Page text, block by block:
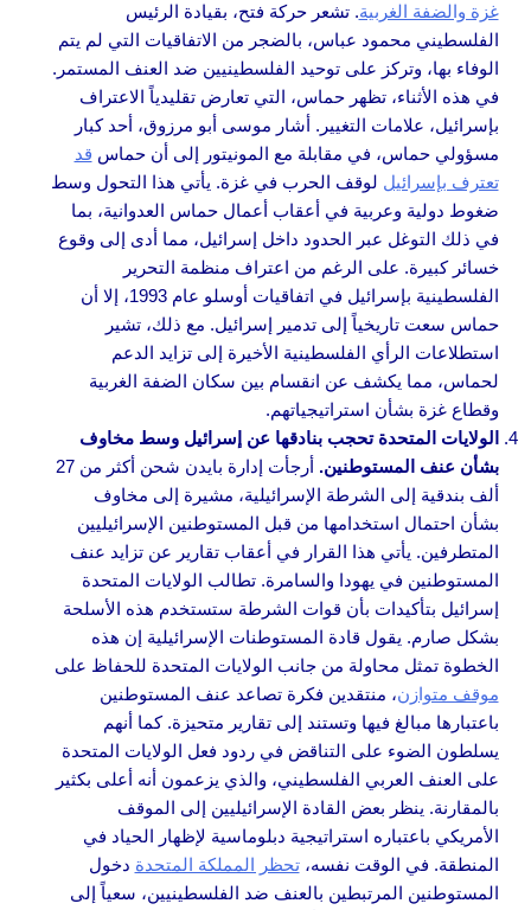
غزة والضفة الغربية. تشعر حركة فتح، بقيادة الرئيس
الفلسطيني محمود عباس، بالضجر من الاتفاقيات التي لم يتم
الوفاء بها، وتركز على توحيد الفلسطينيين ضد العنف المستمر.
في هذه الأثناء، تظهر حماس، التي تعارض تقليدياً الاعتراف
بإسرائيل، علامات التغيير. أشار موسى أبو مرزوق، أحد كبار
مسؤولي حماس، في مقابلة مع المونيتور إلى أن حماس قد
تعترف بإسرائيل لوقف الحرب في غزة. يأتي هذا التحول وسط
ضغوط دولية وعربية في أعقاب أعمال حماس العدوانية، بما
في ذلك التوغل عبر الحدود داخل إسرائيل، مما أدى إلى وقوع
خسائر كبيرة. على الرغم من اعتراف منظمة التحرير
الفلسطينية بإسرائيل في اتفاقيات أوسلو عام 1993، إلا أن
حماس سعت تاريخياً إلى تدمير إسرائيل. مع ذلك، تشير
استطلاعات الرأي الفلسطينية الأخيرة إلى تزايد الدعم
لحماس، مما يكشف عن انقسام بين سكان الضفة الغربية
وقطاع غزة بشأن استراتيجياتهم.
الولايات المتحدة تحجب بنادقها عن إسرائيل وسط مخاوف
بشأن عنف المستوطنين.
أرجأت إدارة بايدن شحن أكثر من 27
ألف بندقية إلى الشرطة الإسرائيلية، مشيرة إلى مخاوف
بشأن احتمال استخدامها من قبل المستوطنين الإسرائيليين
المتطرفين. يأتي هذا القرار في أعقاب تقارير عن تزايد عنف
المستوطنين في يهودا والسامرة. تطالب الولايات المتحدة
إسرائيل بتأكيدات بأن قوات الشرطة ستستخدم هذه الأسلحة
بشكل صارم. يقول قادة المستوطنات الإسرائيلية إن هذه
الخطوة تمثل محاولة من جانب الولايات المتحدة للحفاظ على
موقف متوازن، منتقدين فكرة تصاعد عنف المستوطنين
باعتبارها مبالغ فيها وتستند إلى تقارير متحيزة. كما أنهم
يسلطون الضوء على التناقض في ردود فعل الولايات المتحدة
على العنف العربي الفلسطيني، والذي يزعمون أنه أعلى بكثير
بالمقارنة. ينظر بعض القادة الإسرائيليين إلى الموقف
الأمريكي باعتباره استراتيجية دبلوماسية لإظهار الحياد في
المنطقة. في الوقت نفسه،تحظر المملكة المتحدة دخول
المستوطنين المرتبطين بالعنف ضد الفلسطينيين، سعياً إلى